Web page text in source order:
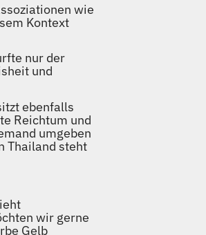
wie
Kontext
nur der
und
ebenfalls
Reichtum und
umgeben
Thailand steht
wir gerne
Gelb